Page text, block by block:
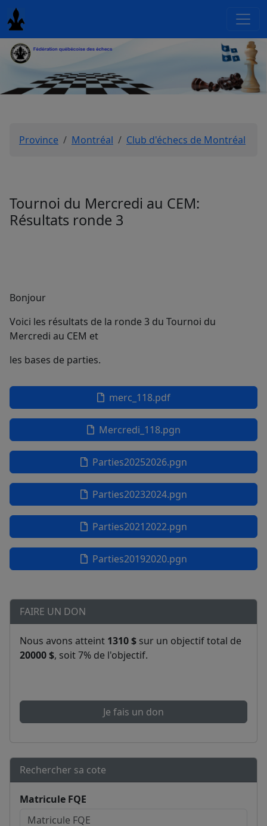
Province Montréal Club d'échecs de Montréal
Tournoi du Mercredi au CEM:
Résultats ronde 3
Bonjour
Voici les résultats de la ronde 3 du Tournoi du
Mercredi au CEM et
les bases de parties.
merc_118.pdf
Mercredi_118.pgn
Parties20252026.pgn
Parties20232024.pgn
Parties20212022.pgn
Parties20192020.pgn
FAIRE UN DON
Nous avons atteint 1310 $ sur un objectif total de
20000 $, soit 7% de l'objectif.
Je fais un don
Rechercher sa cote
Matricule FQE